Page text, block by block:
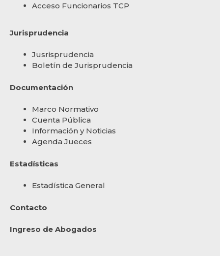
Acceso Funcionarios TCP
Jurisprudencia
Jusrisprudencia
Boletín de Jurisprudencia
Documentación
Marco Normativo
Cuenta Pública
Información y Noticias
Agenda Jueces
Estadísticas
Estadística General
Contacto
Ingreso de Abogados